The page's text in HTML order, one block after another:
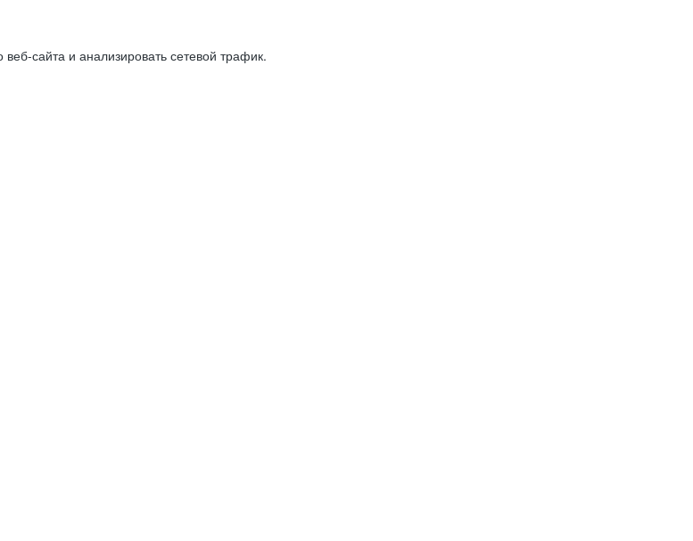
сайта и анализировать сетевой трафик.